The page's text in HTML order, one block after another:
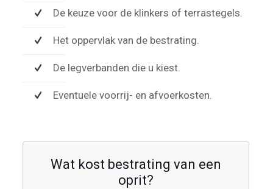
De keuze voor de klinkers of terrastegels.
Het oppervlak van de bestrating.
De legverbanden die u kiest.
Eventuele voorrij- en afvoerkosten.
Wat kost bestrating van een
oprit?